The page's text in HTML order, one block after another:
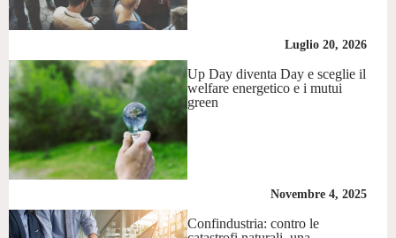
Luglio 20, 2026
Up Day diventa Day e sceglie il
welfare energetico e i mutui
green
Novembre 4, 2025
Confindustria: contro le